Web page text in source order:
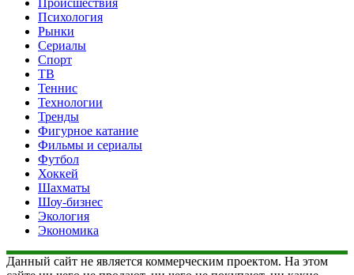
Психология
Рынки
Сериалы
Спорт
ТВ
Теннис
Технологии
Тренды
Фигурное катание
Фильмы и сериалы
Футбол
Хоккей
Шахматы
Шоу-бизнес
Экология
Экономика
Данный сайт не является коммерческим проектом. На этом